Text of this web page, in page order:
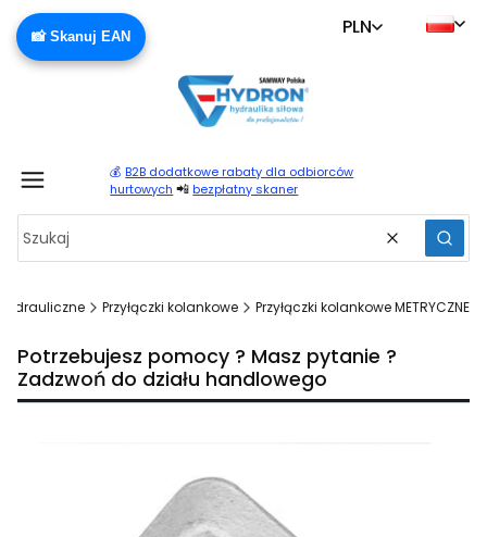
📸 Skanuj EAN PLN
💰 B2B dodatkowe rabaty dla odbiorców
hurtowych 📲 bezpłatny skaner
Wyczyść
Przyłączki kolankowe Przyłączki kolankowe METRYCZNE
Potrzebujesz pomocy ? Masz pytanie ?
Zadzwoń do działu handlowego